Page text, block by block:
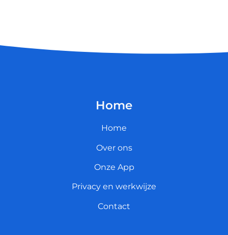
Home
Home
Over ons
Onze App
Privacy en werkwijze
Contact